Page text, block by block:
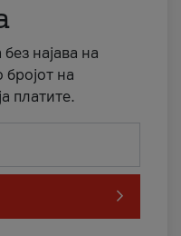
најава на
на
платите.